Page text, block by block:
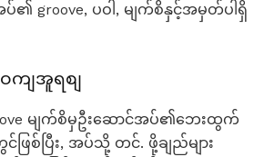
၏ groove, ပဝါ, မျက်စိနှင့်အမှတ်ပါရှိ
ဝကျအူရစျ
မျက်စိမှဦးဆောင်အပ်၏ဘေးထွက်
ြစ်ပြီး, အပ်သို့ တင်. ဖို့ချည်များ